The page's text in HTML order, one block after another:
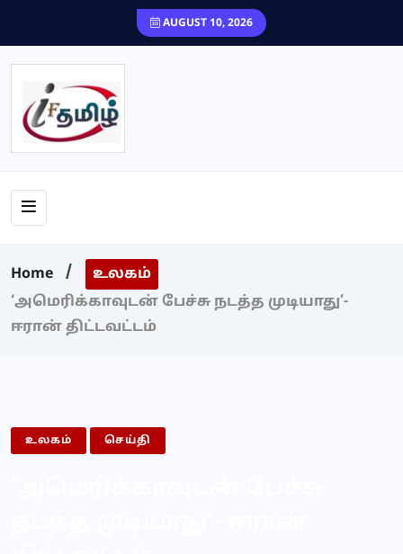
AUGUST 10, 2026
Home
உலகம்
‘அமெரிக்காவுடன் பேச்சு நடத்த முடியாது’-
ஈரான் திட்டவட்டம்
உலகம் செய்தி